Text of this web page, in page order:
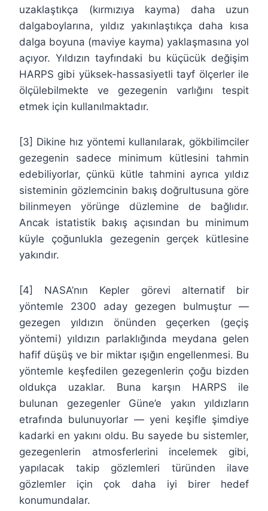
uzaklaştıkça (kırmızıya kayma) daha uzun
dalgaboylarına, yıldız yakınlaştıkça daha kısa
dalga boyuna (maviye kayma) yaklaşmasına yol
açıyor. Yıldızın tayfındaki bu küçücük değişim
HARPS gibi yüksek-hassasiyetli tayf ölçerler ile
ölçülebilmekte ve gezegenin varlığını tespit
etmek için kullanılmaktadır.
[3] Dikine hız yöntemi kullanılarak, gökbilimciler
gezegenin sadece minimum kütlesini tahmin
edebiliyorlar, çünkü kütle tahmini ayrıca yıldız
sisteminin gözlemcinin bakış doğrultusuna göre
bilinmeyen yörünge düzlemine de bağlıdır.
Ancak istatistik bakış açısından bu minimum
küyle çoğunlukla gezegenin gerçek kütlesine
yakındır.
[4] NASA’nın Kepler görevi alternatif bir
yöntemle 2300 aday gezegen bulmuştur —
gezegen yıldızın önünden geçerken (geçiş
yöntemi) yıldızın parlaklığında meydana gelen
hafif düşüş ve bir miktar ışığın engellenmesi. Bu
yöntemle keşfedilen gezegenlerin çoğu bizden
oldukça uzaklar. Buna karşın HARPS ile
bulunan gezegenler Güne’e yakın yıldızların
etrafında bulunuyorlar — yeni keşifle şimdiye
kadarki en yakını oldu. Bu sayede bu sistemler,
gezegenlerin atmosferlerini incelemek gibi,
yapılacak takip gözlemleri türünden ilave
gözlemler için çok daha iyi birer hedef
konumundalar.